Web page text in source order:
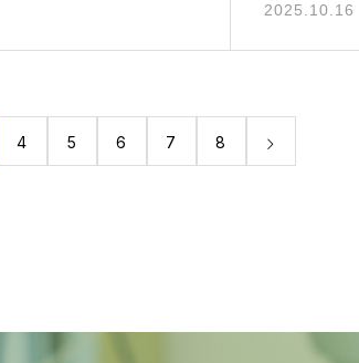
2025.10.16
4 5 6 7 8